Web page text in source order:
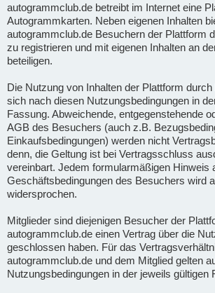
autogrammclub.de betreibt im Internet eine
Autogrammkarten. Neben eigenen Inhalten
autogrammclub.de Besuchern der Plattform
zu registrieren und mit eigenen Inhalten an
beteiligen.
Die Nutzung von Inhalten der Plattform
sich nach diesen Nutzungsbedingungen in
Fassung. Abweichende, entgegenstehende
AGB des Besuchers (auch z.B.
Einkaufsbedingungen) werden nicht
denn, die Geltung ist bei Vertragsschluss
vereinbart. Jedem formularmäßigen Hinweis
Geschäftsbedingungen des Besuchers wird
widersprochen.
Mitglieder sind diejenigen Besucher der
autogrammclub.de einen Vertrag über die
geschlossen haben. Für das
autogrammclub.de und dem Mitglied gelten
Nutzungsbedingungen in der jeweils gültigen